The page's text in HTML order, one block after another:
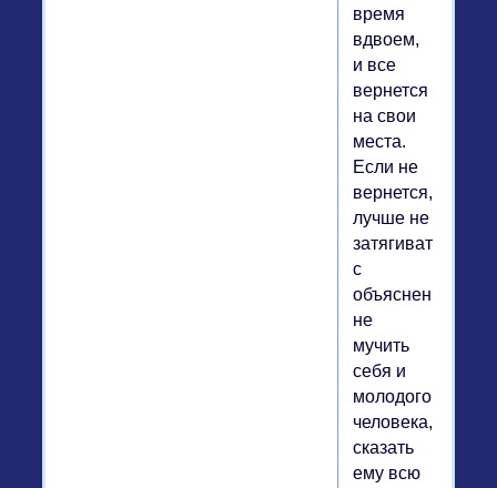
время
вдвоем,
и все
вернется
на свои
места.
Если не
вернется,
лучше не
затягивать
с
объяснениями,
не
мучить
себя и
молодого
человека,
сказать
ему всю